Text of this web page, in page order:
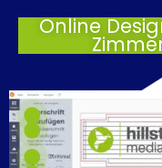
Online